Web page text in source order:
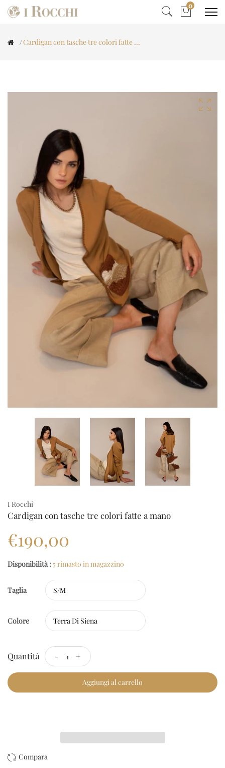
0
Cardigan con tasche tre colori fatte ...
I Rocchi
Cardigan con tasche tre colori fatte a mano
€190,00
Disponibilità : 5 rimasto in magazzino
Taglia
Colore
Quantità - +
Aggiungi al carrello